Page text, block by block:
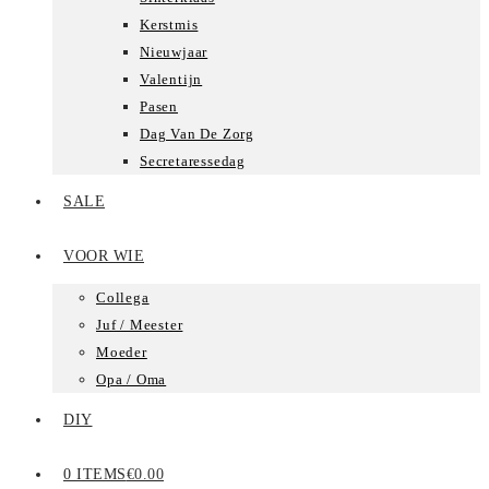
Kerstmis
Nieuwjaar
Valentijn
Pasen
Dag Van De Zorg
Secretaressedag
SALE
VOOR WIE
Collega
Juf / Meester
Moeder
Opa / Oma
DIY
0 ITEMS€0.00